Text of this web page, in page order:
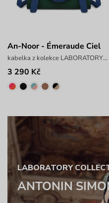
An-Noor - Émeraude Ciel
kabelka z kolekce LABORATORY x ANTONIN SIMON
3 290 Kč
LABORATORY
ANTONIN